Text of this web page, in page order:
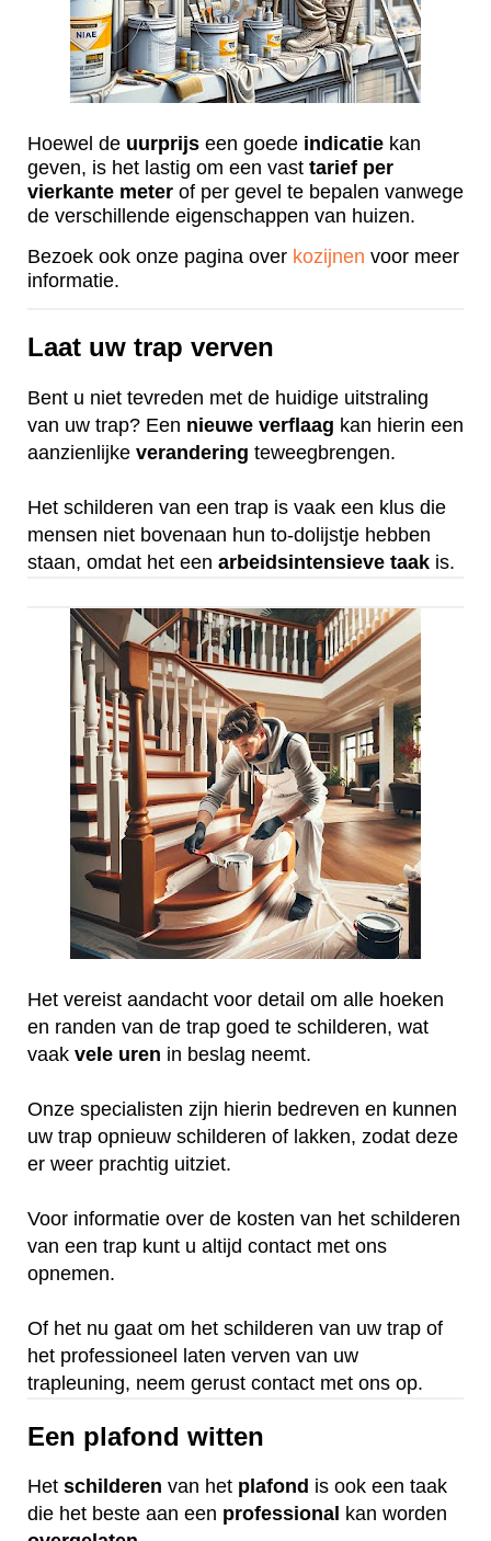
Hoewel de uurprijs een goede indicatie kan
geven, is het lastig om een vast tarief per
vierkante meter of per gevel te bepalen vanwege
de verschillende eigenschappen van huizen.
Bezoek ook onze pagina over kozijnen voor meer
informatie.
Laat uw trap verven
Bent u niet tevreden met de huidige uitstraling
van uw trap? Een nieuwe verflaag kan hierin een
aanzienlijke verandering teweegbrengen.
Het schilderen van een trap is vaak een klus die
mensen niet bovenaan hun to-dolijstje hebben
staan, omdat het een arbeidsintensieve taak is.
Het vereist aandacht voor detail om alle hoeken
en randen van de trap goed te schilderen, wat
vaak vele uren in beslag neemt.
Onze specialisten zijn hierin bedreven en kunnen
uw trap opnieuw schilderen of lakken, zodat deze
er weer prachtig uitziet.
Voor informatie over de kosten van het schilderen
van een trap kunt u altijd contact met ons
opnemen.
Of het nu gaat om het schilderen van uw trap of
het professioneel laten verven van uw
trapleuning, neem gerust contact met ons op.
Een plafond witten
Het schilderen van het plafond is ook een taak
die het beste aan een professional kan worden